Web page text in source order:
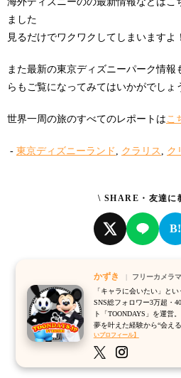
ました
見るだけでワクワクしてしまいますよ！
また最新の東京ディズニーパーク情報
らもご覧になってみてはいかがでしょ
世界一周の旅のすべてのレポートはこ
- 東京ディズニーランド , クラリス , ク
\ SHARE・友達に
B!
かずき
フリーカメラ
「キャラに会いたい」と
SNS総フォロワー3万超・
ト「TOONDAYS」を運営
夢を叶えた経験から“会え
いプロフィール】